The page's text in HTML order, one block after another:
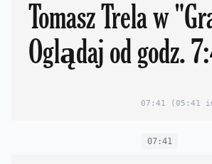
Tomasz Trela w
Oglądaj od godz.
07:41 (05:41
07:41